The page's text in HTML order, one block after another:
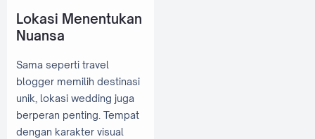
Lokasi Menentukan
Nuansa
Sama seperti travel
blogger memilih destinasi
unik, lokasi wedding juga
berperan penting. Tempat
dengan karakter visual